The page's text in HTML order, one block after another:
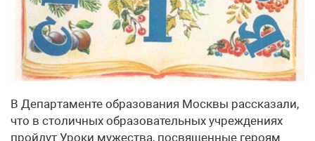
В Департаменте образования Москвы рассказали,
что в столичных образовательных учреждениях
пройдут Уроки мужества, посвященные героям